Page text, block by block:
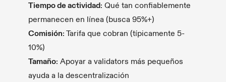
Tiempo de actividad: Qué tan confiablemente
permanecen en línea (busca 95%+)
Comisión: Tarifa que cobran (típicamente 5-
10%)
Tamaño: Apoyar a validators más pequeños
ayuda a la descentralización